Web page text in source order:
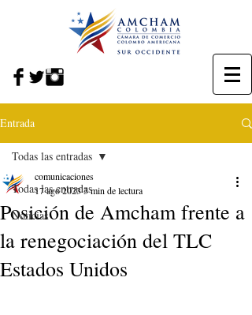
Entrada
Todas las entradas
Noticias
Todas las entradas
Posición de Amcham frente a
la renegociación del TLC
Estados Unidos
comunicaciones
17 ago 20233 min de lectura